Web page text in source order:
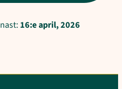
16:e april, 2026